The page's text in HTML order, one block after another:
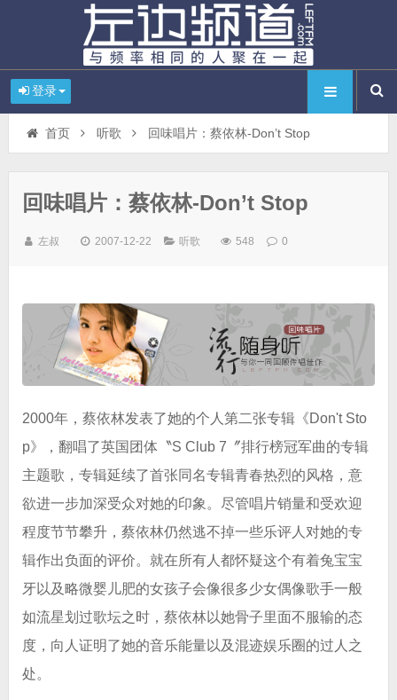
登录
首页 听歌 回味唱片：蔡依林-Don’t Stop
回味唱片：蔡依林-Don’t Stop
左叔 2007-12-22 听歌 548 0
2000年，蔡依林发表了她的个人第二张专辑《Don't Sto
p》，翻唱了英国团体〝S Club 7〞排行榜冠军曲的专辑
主题歌，专辑延续了首张同名专辑青春热烈的风格，意
欲进一步加深受众对她的印象。尽管唱片销量和受欢迎
程度节节攀升，蔡依林仍然逃不掉一些乐评人对她的专
辑作出负面的评价。就在所有人都怀疑这个有着兔宝宝
牙以及略微婴儿肥的女孩子会像很多少女偶像歌手一般
如流星划过歌坛之时，蔡依林以她骨子里面不服输的态
度，向人证明了她的音乐能量以及混迹娱乐圈的过人之
处。